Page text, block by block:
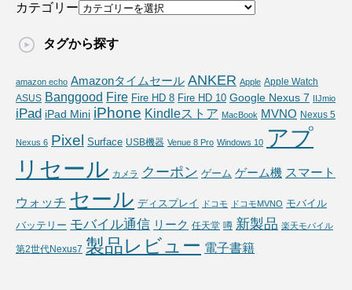
カテゴリー
タグから探す
amazon echo Amazonタイムセール ANKER Apple Apple Watch
ASUS Banggood Fire Fire HD 8 Fire HD 10 Google Nexus 7 IIJmio
iPad iPad Mini iPhone Kindleストア MacBook MVNO Nexus 5
Nexus 6 Pixel Surface USB機器 Venue 8 Pro Windows 10 アプ
リセール カメラ クーポン ゲーム ゲーム機 スマート
ウォッチ セール ディスプレイ ドコモ ドコモMVNO モバイル
バッテリー モバイル通信 リーク 任天堂 噂 新製品 楽天モバイル
第2世代Nexus7 製品レビュー 電子書籍